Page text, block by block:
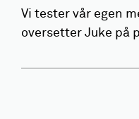
Vi tester vår egen
oversetter Juke på